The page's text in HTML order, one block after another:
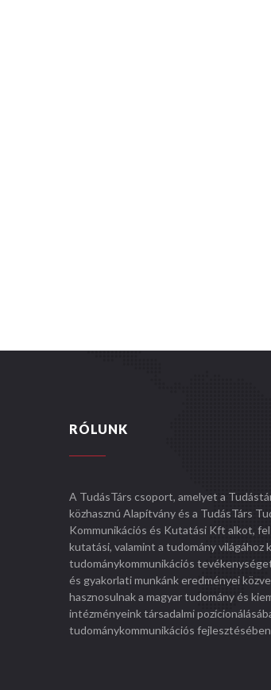
RÓLUNK
A TudásTárs csoport, amelyet a
közhasznú Alapítvány és a TudásTárs
Kommunikációs és Kutatási Kft alkot,
kutatási, valamint a tudomány világához
tudománykommunikációs
és gyakorlati munkánk eredményei
hasznosulnak a magyar tudomány és
intézményeink társadalmi
tudománykommunikációs